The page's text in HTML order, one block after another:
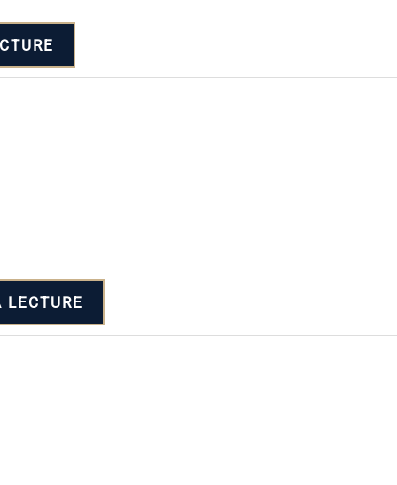
LECTURE